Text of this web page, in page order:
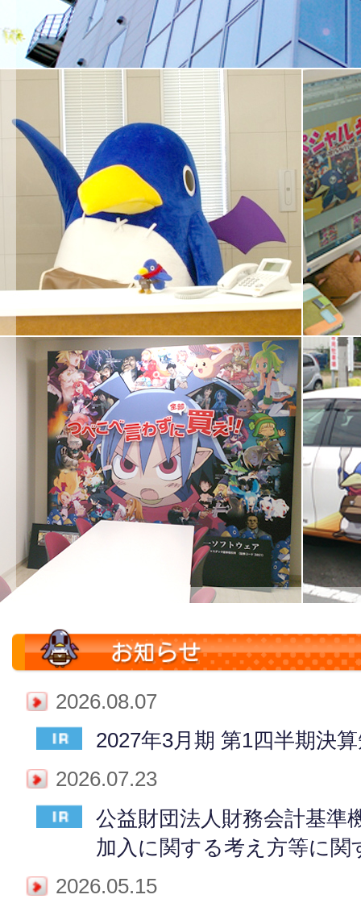
2026.08.07
2027年3月期 第1四半期決
2026.07.23
公益財団法人財務会計基準
加入に関する考え方等に関
2026.05.15